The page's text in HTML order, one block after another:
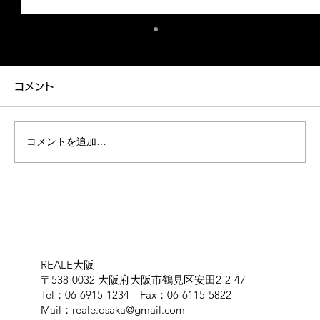
す！ いつもブログをご覧いただきありがとうご
ざいます。 いよいよ冬本番ですね。 大阪市内
様いかがお過ごしでしょうか。 冬のドライブと
いえば、スキーやスノーボード、あるいは温泉
コメント
コメントを追加…
REALE大阪
〒538-0032 大阪府大阪市鶴見区安田2-2-47
Tel：06-6915-1234 Fax：06-6115-5822
Mail： reale.osaka@gmail.com